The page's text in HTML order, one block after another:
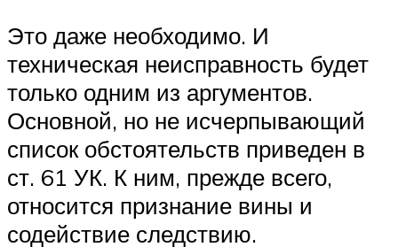
Это даже необходимо. И
техническая неисправность будет
только одним из аргументов.
Основной, но не исчерпывающий
список обстоятельств приведен в
ст. 61 УК. К ним, прежде всего,
относится признание вины и
содействие следствию.